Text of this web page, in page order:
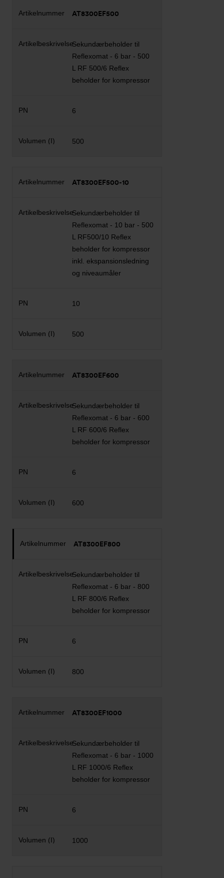
AT8300EF500
Sekundærbeholder til
Reflexomat - 6 bar - 500
L RF 500/6 Reflex
beholder for kompressor
6
500
AT8300EF500-10
Sekundærbeholder til
Reflexomat - 10 bar - 500
L RF500/10 Reflex
beholder for kompressor
inkl. ekspansionsledning
og niveaumåler
10
500
AT8300EF600
Sekundærbeholder til
Reflexomat - 6 bar - 600
L RF 600/6 Reflex
beholder for kompressor
6
600
AT8300EF800
Sekundærbeholder til
Reflexomat - 6 bar - 800
L RF 800/6 Reflex
beholder for kompressor
6
800
AT8300EF1000
Sekundærbeholder til
Reflexomat - 6 bar - 1000
L RF 1000/6 Reflex
beholder for kompressor
6
1000